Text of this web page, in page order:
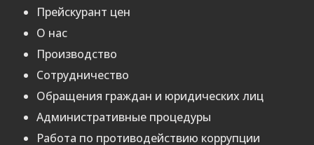
Прейскурант цен
О нас
Производство
Сотрудничество
Обращения граждан и юридических лиц
Административные процедуры
Работа по противодействию коррупции